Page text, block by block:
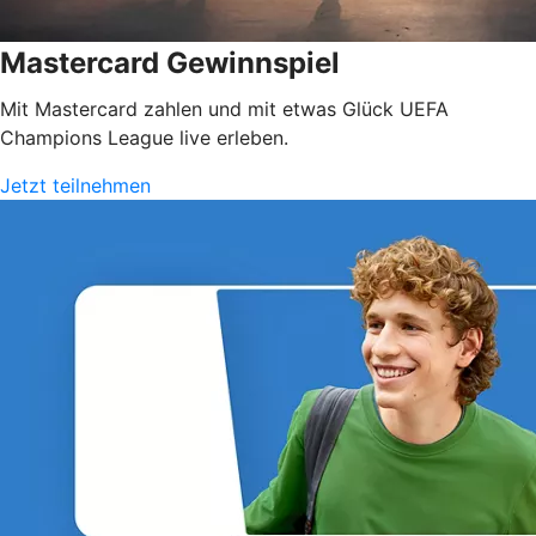
Mastercard Gewinnspiel
Mit Mastercard zahlen und mit etwas Glück UEFA
Champions League live erleben.
Jetzt teilnehmen